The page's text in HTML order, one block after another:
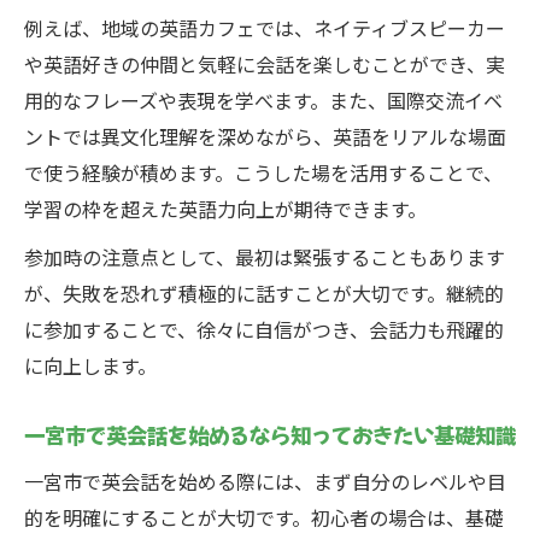
一宮市で家族みんなが英会話を学ぶ方法と
は
実践的な一宮市英会話上達の秘訣を公開
一宮市で英会話上達を実感できる実践方法
を公開
英会話力を伸ばす一宮市の独自トレーニン
グ法
一宮市の英会話学習で得たリアルな体験談
紹介
英会話上達を目指す一宮市の実践的なアイ
一宮市ならではの英会話上達サポート活用
術
例えば、地域の英語カフェでは、ネイティブスピーカー
や英語好きの仲間と気軽に会話を楽しむことができ、実
用的なフレーズや表現を学べます。また、国際交流イベ
ントでは異文化理解を深めながら、英語をリアルな場面
で使う経験が積めます。こうした場を活用することで、
学習の枠を超えた英語力向上が期待できます。
参加時の注意点として、最初は緊張することもあります
が、失敗を恐れず積極的に話すことが大切です。継続的
に参加することで、徐々に自信がつき、会話力も飛躍的
に向上します。
一宮市で英会話を始めるなら知っておきたい基礎知識
一宮市で英会話を始める際には、まず自分のレベルや目
的を明確にすることが大切です。初心者の場合は、基礎